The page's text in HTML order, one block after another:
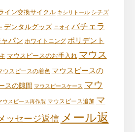
イン交換サイクル キシリトール シチズ
デンタルグッズ ニオイ バチェラ
パン ホワイトニング ポリデント
マウスピースのお手入れ マウス
ウスピースの着色 マウスピースの
スの隙間 マウスピースケース マウ
ウスピース再作製 マウスピース追加 マ
ッセージ返信 メール返